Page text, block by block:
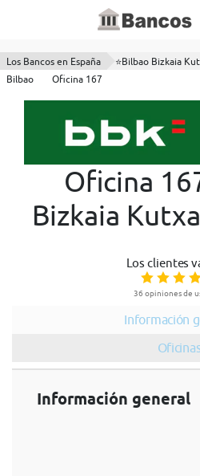
Los Bancos en España ⭐Bilbao Bizkaia
Bilbao
Oficina 167
Oficina
Bizkaia
Los clientes
36 opiniones de
Información
Información general